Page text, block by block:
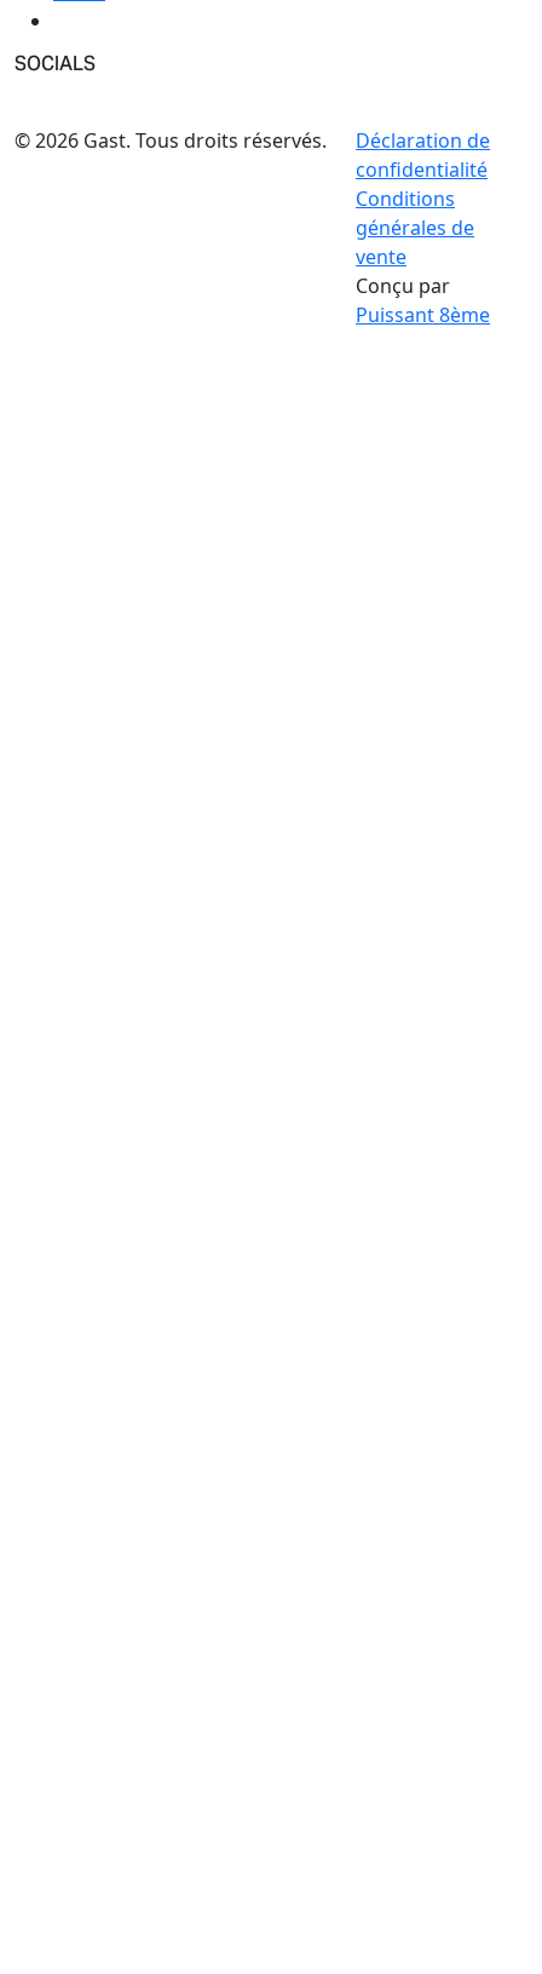
SOCIALS
© 2026 Gast. Tous droits réservés.
Déclaration de
confidentialité
Conditions
générales de
vente
Conçu par
Puissant 8ème